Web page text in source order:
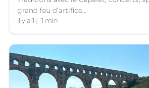
grand feu d’artifice...
il y a 1 j 1 min